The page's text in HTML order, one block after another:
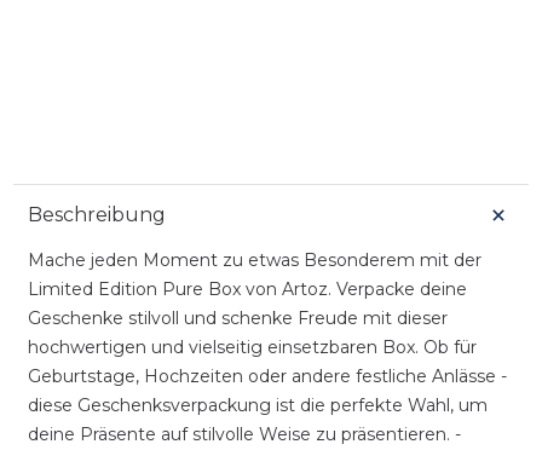
Beschreibung
Mache jeden Moment zu etwas Besonderem mit der
Limited Edition Pure Box von Artoz. Verpacke deine
Geschenke stilvoll und schenke Freude mit dieser
hochwertigen und vielseitig einsetzbaren Box. Ob für
Geburtstage, Hochzeiten oder andere festliche Anlässe -
diese Geschenksverpackung ist die perfekte Wahl, um
deine Präsente auf stilvolle Weise zu präsentieren. -